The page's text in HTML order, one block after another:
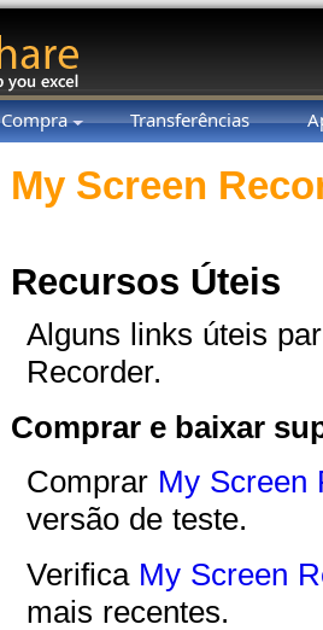
Compra Transferências
My Screen
Recursos Úteis
Alguns links úteis
Recorder.
Comprar e baixar
Comprar My Screen
versão de teste.
Verifica My Screen
mais recentes.